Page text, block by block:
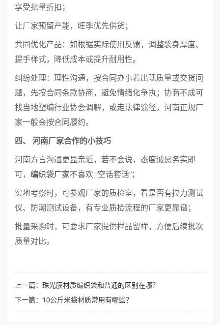
享受批量折扣；
让厂家预留产能，旺季优先供货；
共同优化产品：如根据实际使用反馈，调整袋身厚度、
提手样式，降低成本或提升耐用性。
纠纷处理：理性沟通，按合同办事若出现质量或交货问
题，先按合同条款协商，避免情绪化争执；协商不成可
找当地塑编行业协会调解，或走法律途径，河南正规厂
家一般会按合同履约。
四、 河南厂家合作的小技巧
河南方言沟通更显亲近，若不会说，态度诚恳务实即
可， 编织袋厂家不喜欢 “空话套话”；
实地考察时，可参观厂家的质检室，看是否有拉力测试
仪、防潮测试设备，有专业质检流程的厂家更靠谱；
批量采购时，可要求厂家提供样品留样，方便后续批次
质量对比。
上一篇： 珠光膜材质编织袋和普通的区别在哪？
下一篇： 10公斤米袋材质常用有哪些？